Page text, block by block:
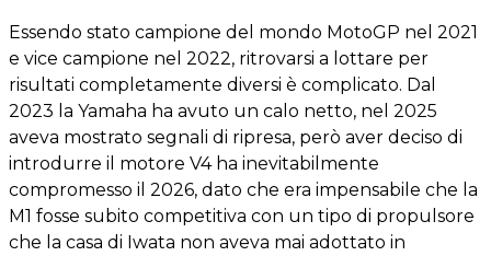
Essendo stato campione del mondo MotoGP nel 2021
e vice campione nel 2022, ritrovarsi a lottare per
risultati completamente diversi è complicato. Dal
2023 la Yamaha ha avuto un calo netto, nel 2025
aveva mostrato segnali di ripresa, però aver deciso di
introdurre il motore V4 ha inevitabilmente
compromesso il 2026, dato che era impensabile che la
M1 fosse subito competitiva con un tipo di propulsore
che la casa di Iwata non aveva mai adottato in